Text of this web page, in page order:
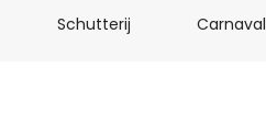
(current)Schutterij (current)Carnaval